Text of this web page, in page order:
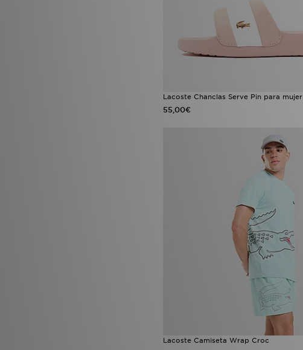
Lacoste Chanclas Serve Pin para mujer
55,00€
Lacoste Camiseta Wrap Croc